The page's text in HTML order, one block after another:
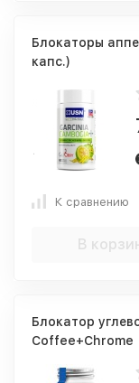
Блокаторы
капс.)
К сравнению
В
Блокатор
Coffee+Chrome